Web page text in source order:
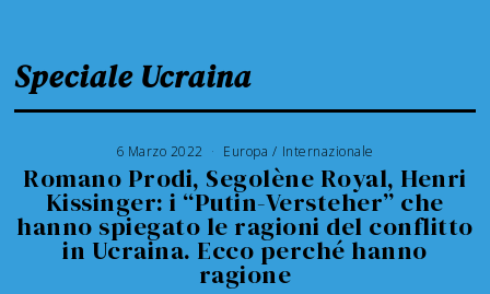
Speciale Ucraina
6 Marzo 2022 Europa / Internazionale
Romano Prodi, Segolène Royal, Henri
Kissinger: i “Putin-Versteher” che
hanno spiegato le ragioni del conflitto
in Ucraina. Ecco perché hanno
ragione